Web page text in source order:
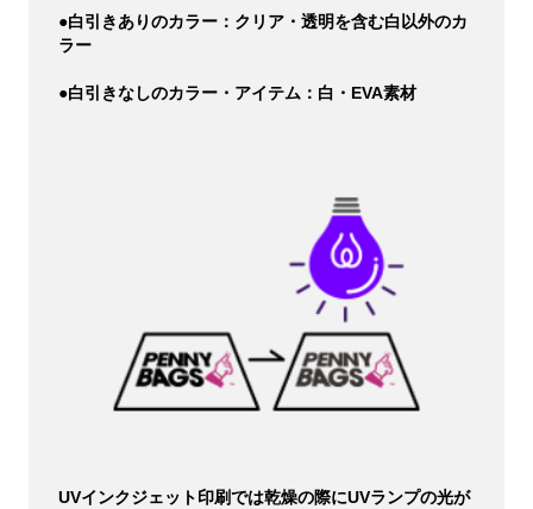
●白引きありのカラー：クリア・透明を含む白以外のカ
ラー
●白引きなしのカラー・アイテム：白・EVA素材
UVインクジェット印刷では乾燥の際にUVランプの光が